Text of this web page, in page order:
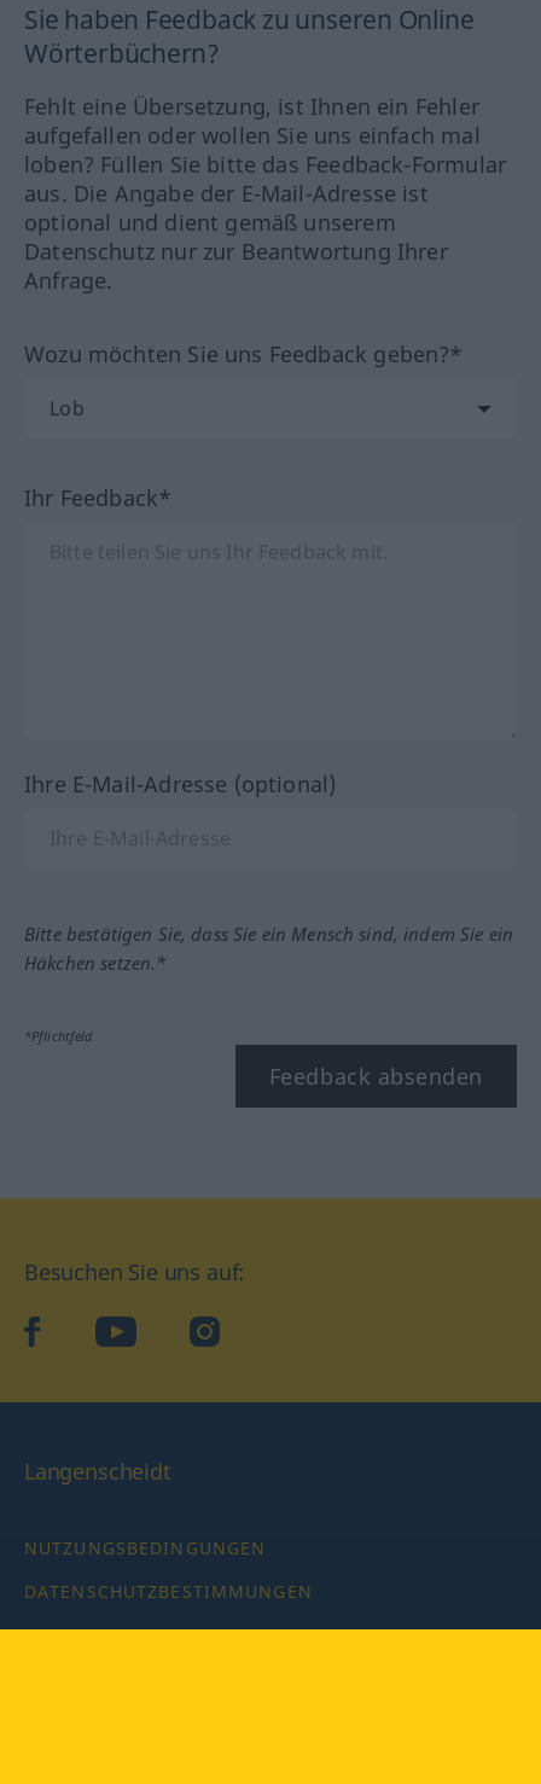
Sie haben Feedback zu unseren Online
Wörterbüchern?
Fehlt eine Übersetzung, ist Ihnen ein Fehler
aufgefallen oder wollen Sie uns einfach mal
loben? Füllen Sie bitte das Feedback-Formular
aus. Die Angabe der E-Mail-Adresse ist
optional und dient gemäß unserem
Datenschutz nur zur Beantwortung Ihrer
Anfrage.
Wozu möchten Sie uns Feedback geben?*
Ihr Feedback*
Ihre E-Mail-Adresse (optional)
Bitte bestätigen Sie, dass Sie ein Mensch sind, indem Sie ein
Häkchen setzen.*
*Pflichtfeld
Feedback absenden
Besuchen Sie uns auf:
facebookYouTube Instagram
Langenscheidt
NUTZUNGSBEDINGUNGEN
DATENSCHUTZBESTIMMUNGEN
IMPRESSUM